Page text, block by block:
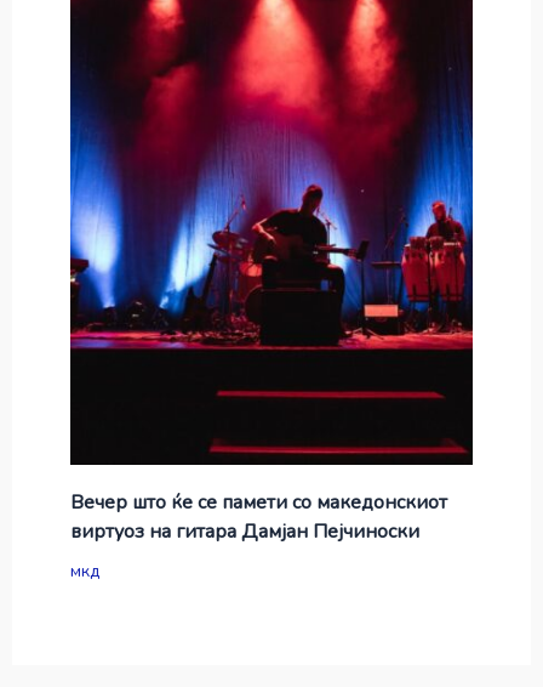
Вечер што ќе се памети со македонскиот
виртуоз на гитара Дамјан Пејчиноски
мкд